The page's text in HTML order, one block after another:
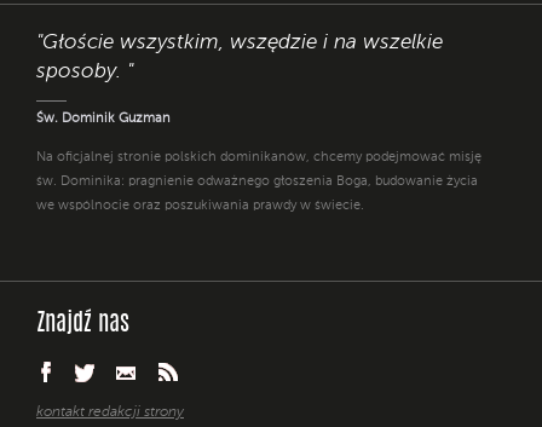
"Głoście wszystkim, wszędzie i na wszelkie
sposoby. "
Św. Dominik Guzman
Na oficjalnej stronie polskich dominikanów, chcemy podejmować misję
św. Dominika: pragnienie odważnego głoszenia Boga, budowanie życia
we wspólnocie oraz poszukiwania prawdy w świecie.
Znajdź nas
kontakt redakcji strony